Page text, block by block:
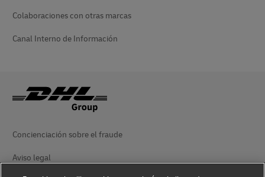
Colaboraciones con otras marcas
Canal Interno de Información
Concienciación sobre el fraude
Aviso legal